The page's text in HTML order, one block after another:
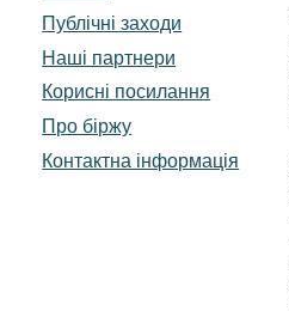
Публічні заходи
Наші партнери
Корисні посилання
Про біржу
Контактна інформація